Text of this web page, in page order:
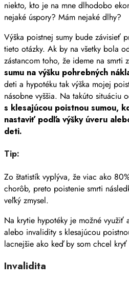
niekto, kto je na mne dlhodobo
nejaké úspory? Mám nejaké dlhy?
Výška poistnej sumy bude závisieť
tieto otázky. Ak by na všetky bola
zástancom toho, že ideme na smrti
sumu na výšku pohrebných
deti a hypotéku tak výška mojej
násobne vyššia. Na takúto situáciu
s klesajúcou poistnou sumou,
nastaviť podľa výšky úveru
deti.
Tip:
Zo štatistík vyplýva, že viac ako
chorôb, preto poistenie smrti
veľký zmysel.
Na krytie hypotéky je možné využiť
alebo invalidity s klesajúcou
lacnejšie ako keď by som chcel
Invalidita